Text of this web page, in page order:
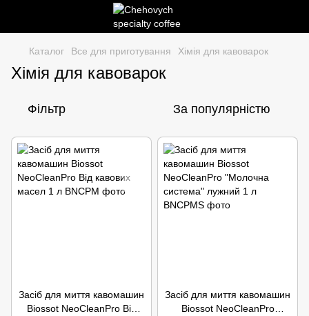
Каталог Все для приготування Хімія для кавоварок
Хімія для кавоварок
Фільтр За популярністю
Засіб для миття кавомашин
Biossot NeoCleanPro Від
Засіб для миття кавомашин
Biossot NeoCleanPro